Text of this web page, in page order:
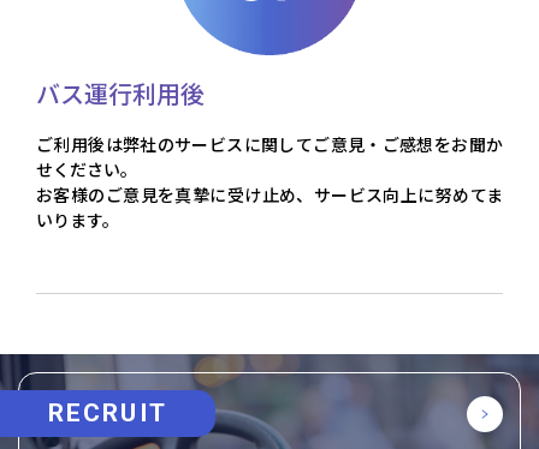
バス運行利用後
ご利用後は弊社のサービスに関してご意見・ご感想をお聞か
せください。
お客様のご意見を真摯に受け止め、サービス向上に努めてま
いります。
RECRUIT